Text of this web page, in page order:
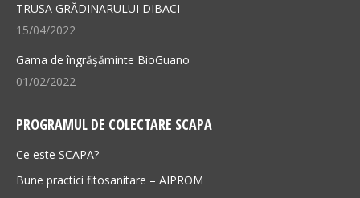
TRUSA GRĂDINARULUI DIBACI
15/04/2022
Gama de îngrășăminte BioGuano
01/02/2022
PROGRAMUL DE COLECTARE SCAPA
Ce este SCAPA?
Bune practici fitosanitare – AIPROM